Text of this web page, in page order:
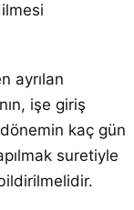
ayrılan
işe giriş
kaç gün
suretiyle